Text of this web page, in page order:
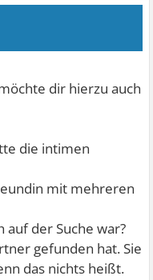
dir hierzu auch
die intimen
mit mehreren
auf der Suche war?
gefunden hat. Sie
das nichts heißt.